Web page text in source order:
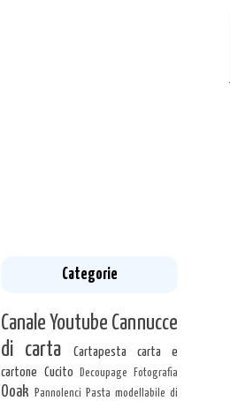
Categorie
Canale Youtube Cannucce
di carta
Cartapesta carta e
cartone Cucito Decoupage Fotografia
Ooak Pannolenci Pasta modellabile di